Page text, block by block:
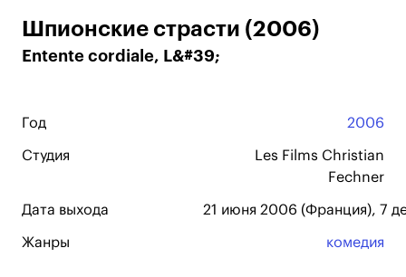
Шпионские страсти (2006)
Entente cordiale, L&#39;
Год 2006
Студия
Les Films Christian
Fechner
Дата выхода 21 июня 2006 (Франция), 7
Жанры комедия